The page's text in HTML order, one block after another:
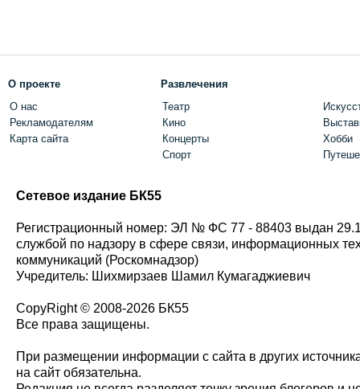
О проекте
О нас
Рекламодателям
Карта сайта
Развлечения
Театр
Кино
Концерты
Спорт
Хобби
Сетевое издание БК55
Регистрационный номер: ЭЛ № ФС 77 - 88403 выдан
службой по надзору в сфере связи, информационных
коммуникаций (Роскомнадзор)
Учредитель: Шихмирзаев Шамил Кумагаджиевич
CopyRight © 2008-2026 БК55
Все права защищены.
При размещении информации с сайта в других
на сайт обязательна.